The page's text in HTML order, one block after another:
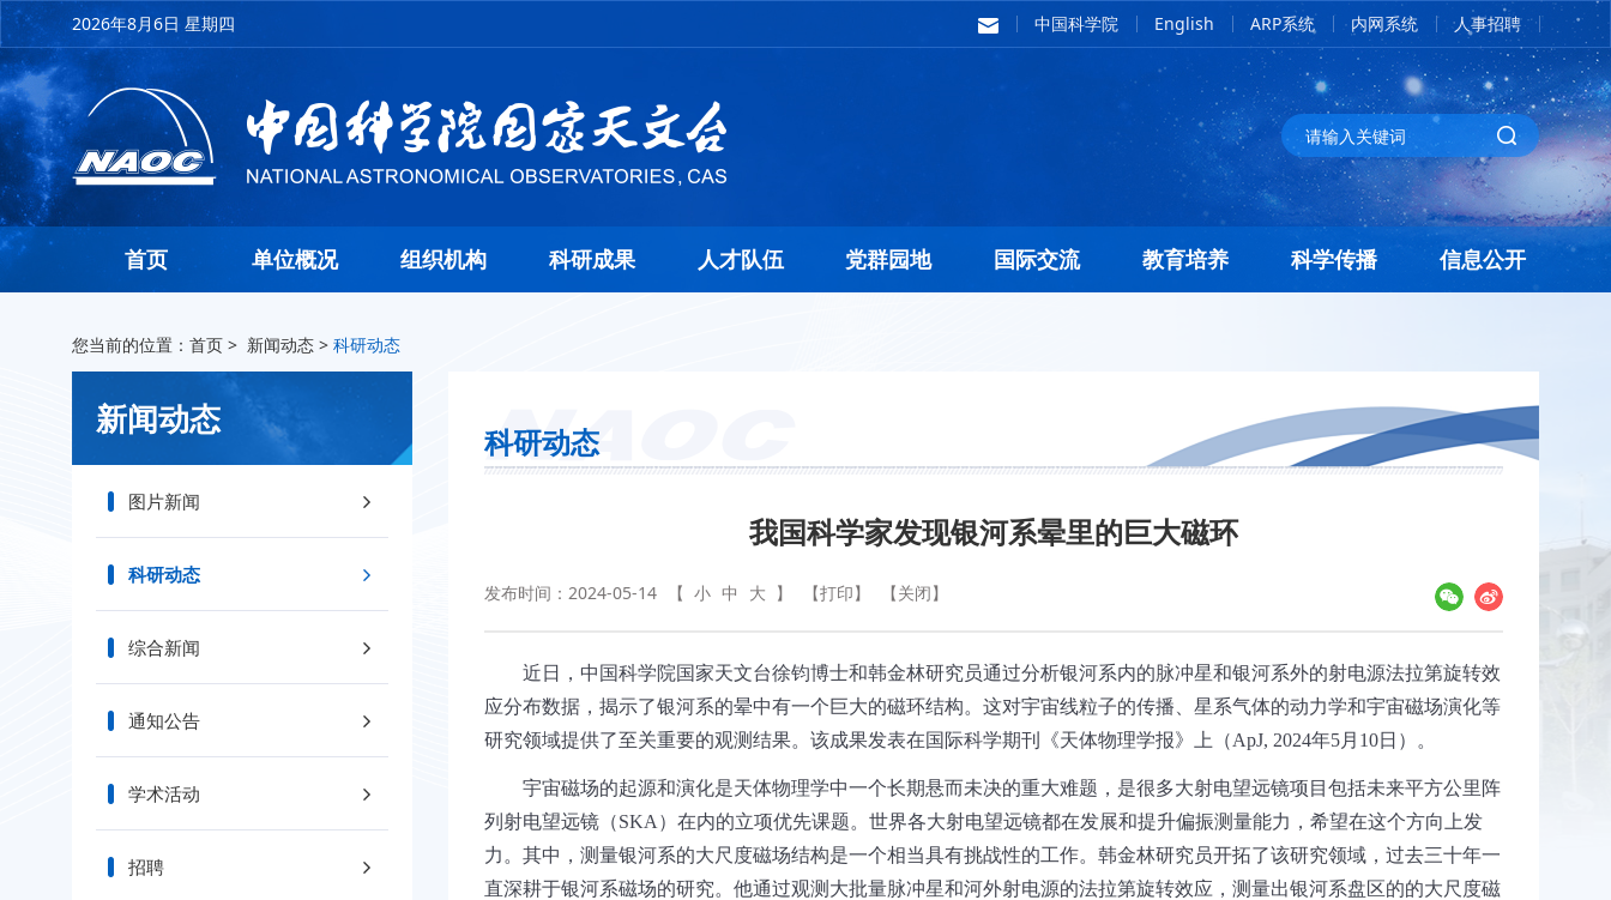
2026年8月6日 星期四 中国科学院 English ARP系统 内网系统 人事招聘
首页 单位概况 组织机构 科研成果 人才队伍 党群园地 国际交流 教育培养 科学传播 信息公开
您当前的位置： 首页 > 新闻动态 > 科研动态
新闻动态
图片新闻
科研动态
综合新闻
通知公告
学术活动
招聘
科研动态
我国科学家发现银河系晕里的巨大磁环
发布时间：2024-05-14 【 小 中 大 】 【打印】 【关闭】
近日，中国科学院国家天文台徐钧博士和韩金林研究员通过分析银河系内的脉冲星和银河系外的射电源法拉第旋转效
应分布数据，揭示了银河系的晕中有一个巨大的磁环结构。这对宇宙线粒子的传播、星系气体的动力学和宇宙磁场演化等
研究领域提供了至关重要的观测结果。该成果发表在国际科学期刊《天体物理学报》上（ApJ, 2024年5月 10日）。
宇宙磁场的起源和演化是天体物理学中一个长期悬而未决的重大难题，是很多大射电望远镜项目包括未来平方公里阵
列射电望远镜（SKA ）在内的立项优先课题。世界各大射电望远镜都在发展和提升偏振测量能力，希望在这个方向上发
力。其中，测量银河系的大尺度磁场结构是一个相当具有挑战性的工作。韩金林研究员开拓了该研究领域，过去三十年一
直深耕于银河系磁场的研究。他通过观测大批量脉冲星和河外射电源的法拉第旋转效应，测量出银河系盘区的的大尺度磁